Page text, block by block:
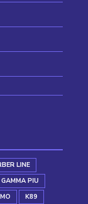
LINE
GAMMA PIU
K89